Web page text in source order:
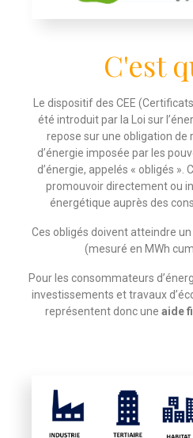
C'est
Le dispositif des CEE
été introduit par la Loi sur
repose sur une obligation de
d’énergie imposée par les
d’énergie, appelés « obligés ».
promouvoir directement ou
énergétique auprès des
Ces obligés doivent atteindre
(mesuré en MWh
Pour les consommateurs
investissements et travaux
représentent donc une aide